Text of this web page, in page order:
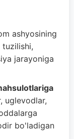
ashyosining
jarayoniga
uglevodlar,
bo'ladigan